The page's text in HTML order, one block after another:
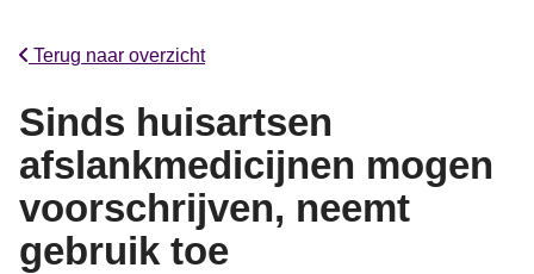
Terug naar overzicht
Sinds huisartsen
afslankmedicijnen mogen
voorschrijven, neemt
gebruik toe